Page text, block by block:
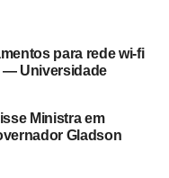
para rede wi-fi
— Universidade
Ministra em
Gladson